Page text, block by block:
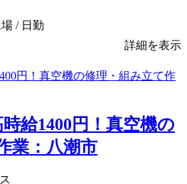
/ 日勤
詳細を表示
給1400円！真空機の
業：八潮市